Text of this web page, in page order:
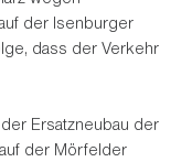
der Isenburger
dass der Verkehr
Ersatzneubau der
der Mörfelder